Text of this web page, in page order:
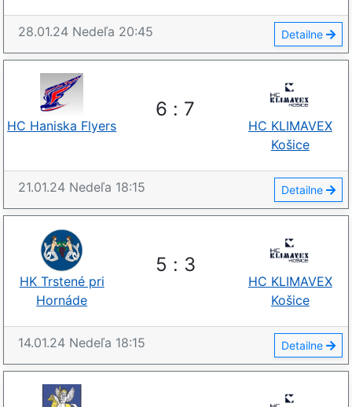
28.01.24 Nedeľa 20:45 Detailne
6 : 7
HC Haniska Flyers
HC KLIMAVEX
Košice
21.01.24 Nedeľa 18:15 Detailne
5 : 3
HK Trstené pri
Hornáde
HC KLIMAVEX
Košice
14.01.24 Nedeľa 18:15 Detailne